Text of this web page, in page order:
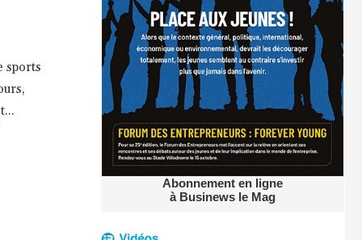
sports
Abonnement en ligne
à Businews le Mag